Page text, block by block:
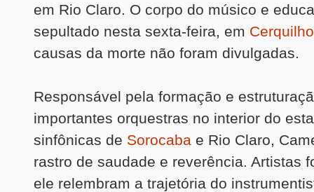
em Rio Claro. O corpo do músico e
sepultado nesta sexta-feira, em Cerquilho
causas da morte não foram divulgadas.
Responsável pela formação e
importantes orquestras no interior do
sinfônicas de Sorocaba e Rio Claro,
rastro de saudade e reverência. Artistas
ele relembram a trajetória do